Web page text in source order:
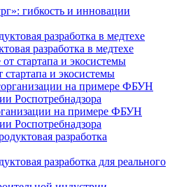
гибкость и инновации
разработка в медтехе
и экосистемы
на примере ФБУН
Роспотребнадзора
разработка для реального